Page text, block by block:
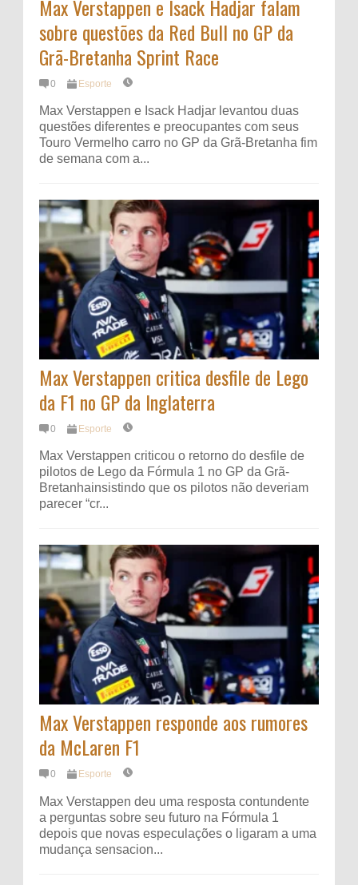
Max Verstappen e Isack Hadjar falam
sobre questões da Red Bull no GP da
Grã-Bretanha Sprint Race
0 Esporte
Max Verstappen e Isack Hadjar levantou duas
questões diferentes e preocupantes com seus
Touro Vermelho carro no GP da Grã-Bretanha fim
de semana com a...
Max Verstappen critica desfile de Lego
da F1 no GP da Inglaterra
0 Esporte
Max Verstappen⁠ criticou o retorno do desfile de
pilotos de Lego da Fórmula 1 no GP da Grã-
Bretanha⁠insistindo que os pilotos não deveriam
parecer “cr...
Max Verstappen responde aos rumores
da McLaren F1
0 Esporte
Max Verstappen⁠ deu uma resposta contundente
a perguntas sobre seu futuro na Fórmula 1
depois que novas especulações o ligaram a uma
mudança sensacion...